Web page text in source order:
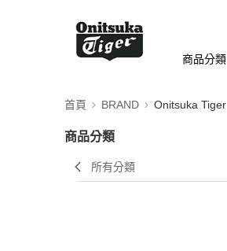
商品分類
首頁 BRAND Onitsuka Tiger
商品分類
所有分類